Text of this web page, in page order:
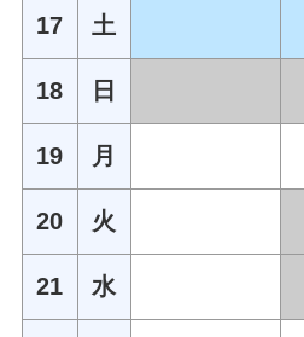
17 土
18 日
19 月
20 火
21 水